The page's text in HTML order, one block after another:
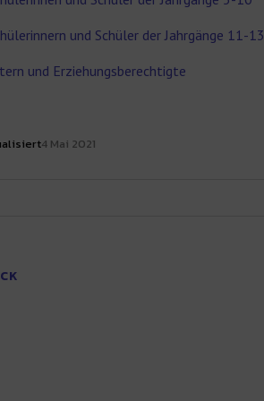
und Schüler der Jahrgänge 11-13
und Erziehungsberechtigte
4 Mai 2021